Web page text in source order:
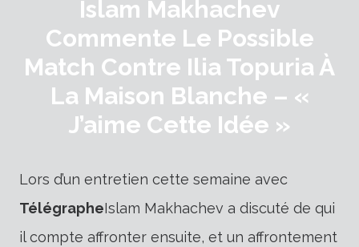
Islam Makhachev
Commente Le Possible
Match Contre Ilia Topuria À
La Maison Blanche – «
J’aime Cette Idée »
Lors d’un entretien cette semaine avec
TélégrapheIslam Makhachev a discuté de qui
il compte affronter ensuite, et un affrontement